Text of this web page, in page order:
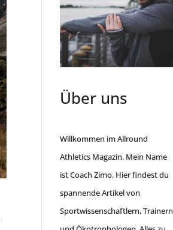
Über uns
Willkommen im Allround
Athletics Magazin. Mein Name
ist Coach Zimo. Hier findest du
spannende Artikel von
Sportwissenschaftlern, Trainern